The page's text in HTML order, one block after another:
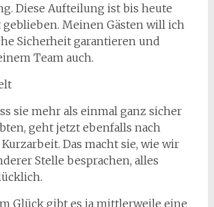
Diese Aufteilung ist bis heute
Meinen Gästen will ich
Sicherheit garantieren und
Team auch.
sie mehr als einmal ganz sicher
geht jetzt ebenfalls nach
Das macht sie, wie wir
Stelle besprachen, alles
Glück gibt es ja mittlerweile eine